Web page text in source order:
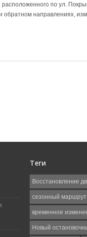
по ул.
направлениях,
Теги
Восстановление
сезонный маршрут
временное
Новый